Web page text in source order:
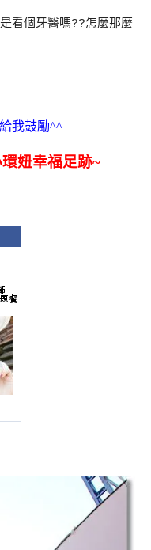
看個牙醫嗎??怎麼那麼
我鼓勵^^
妞幸福足跡~